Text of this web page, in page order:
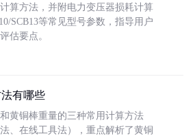
算方法，并附电力变压器损耗计算
SCB13等常见型号参数，指导用户
估要点。
有哪些
黄铜棒重量的三种常用计算方法
、在线工具法），重点解析了黄铜